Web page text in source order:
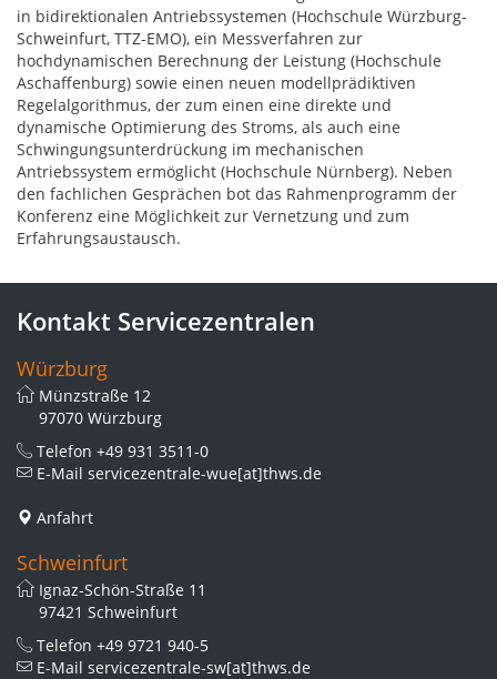
in bidirektionalen Antriebssystemen (Hochschule Würzburg-
Schweinfurt, TTZ-EMO), ein Messverfahren zur
hochdynamischen Berechnung der Leistung (Hochschule
Aschaffenburg) sowie einen neuen modellprädiktiven
Regelalgorithmus, der zum einen eine direkte und
dynamische Optimierung des Stroms, als auch eine
Schwingungsunterdrückung im mechanischen
Antriebssystem ermöglicht (Hochschule Nürnberg). Neben
den fachlichen Gesprächen bot das Rahmenprogramm der
Konferenz eine Möglichkeit zur Vernetzung und zum
Erfahrungsaustausch.
Kontakt Servicezentralen
Würzburg
Münzstraße 12
97070 Würzburg
Telefon +49 931 3511-0
E-Mail servicezentrale-wue[at]thws.de
Anfahrt
Schweinfurt
Ignaz-Schön-Straße 11
97421 Schweinfurt
Telefon +49 9721 940-5
E-Mail servicezentrale-sw[at]thws.de